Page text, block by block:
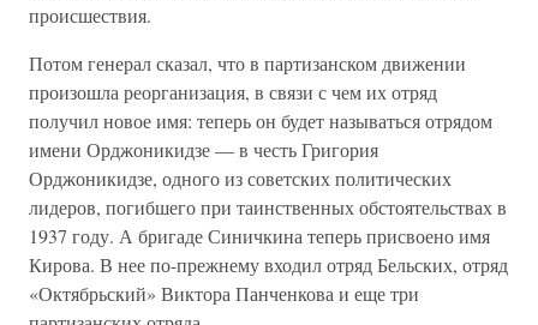
происшествия.
Потом генерал сказал, что в партизанском движении
произошла реорганизация, в связи с чем их отряд
получил новое имя: теперь он будет называться отрядом
имени Орджоникидзе — в честь Григория
Орджоникидзе, одного из советских политических
лидеров, погибшего при таинственных обстоятельствах в
1937 году. А бригаде Синичкина теперь присвоено имя
Кирова. В нее по-прежнему входил отряд Бельских, отряд
«Октябрьский» Виктора Панченкова и еще три